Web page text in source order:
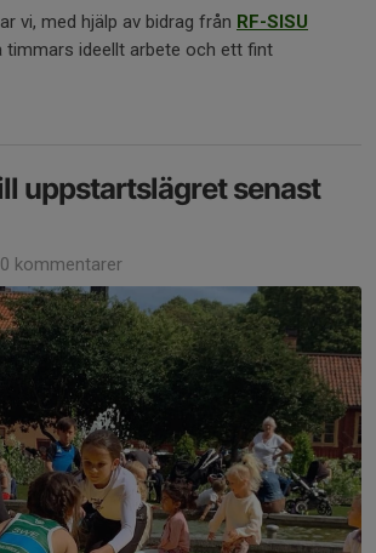
vi, med hjälp av bidrag från RF-SISU
timmars ideellt arbete och ett fint
uppstartslägret senast
0 kommentarer